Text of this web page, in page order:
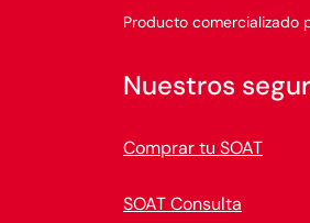
Producto comercializado
Nuestros
Comprar tu SOAT
SOAT Consulta